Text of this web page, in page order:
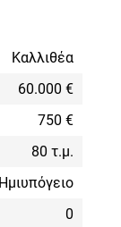
Καλλιθέα
60.000 €
750 €
80 τ.μ.
Ημιυπόγειο
0